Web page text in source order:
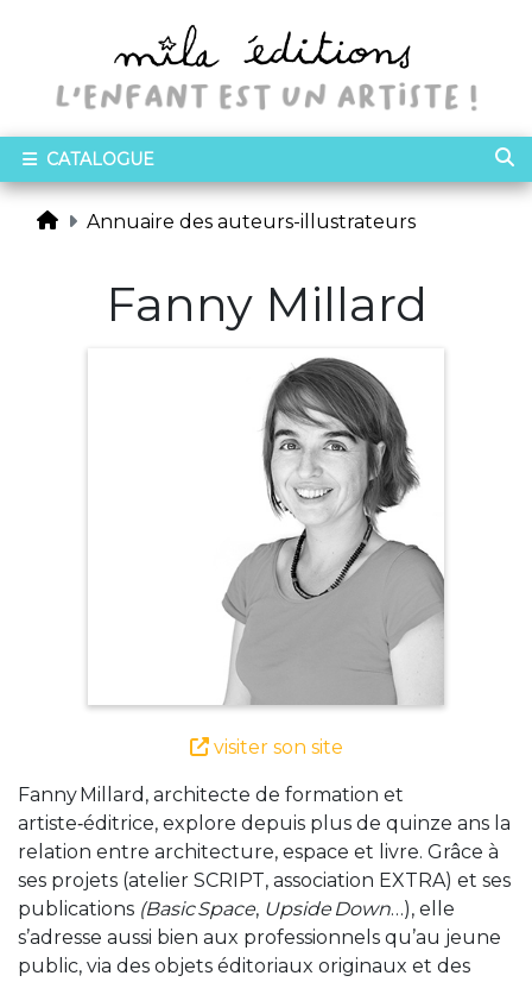
CATALOGUE
Annuaire des auteurs-illustrateurs
Fanny Millard
visiter son site
Fanny Millard, architecte de formation et
artiste‑éditrice, explore depuis plus de quinze ans la
relation entre architecture, espace et livre. Grâce à
ses projets (atelier SCRIPT, association EXTRA) et ses
publications (Basic Space, Upside Down…), elle
s’adresse aussi bien aux professionnels qu’au jeune
public, via des objets éditoriaux originaux et des